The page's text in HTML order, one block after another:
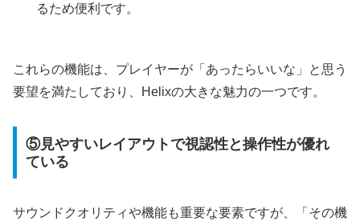
るため便利です。
これらの機能は、プレイヤーが「あったらいいな」と思う
要望を満たしており、Helixの大きな魅力の一つです。
⑤見やすいレイアウトで視認性と操作性が優れ
ている
サウンドクオリティや機能も重要な要素ですが、「その機